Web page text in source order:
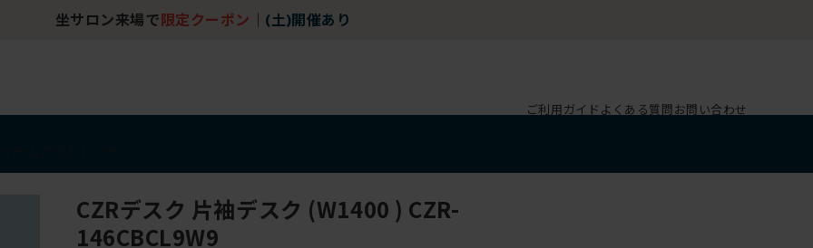
坐サロン来場で 限定クーポン (土)開催あり
ご利用ガイド よくある質問お問い合わせ
CZRデスク 片袖デスク (W1400 ) CZR-
146CBCL9W9